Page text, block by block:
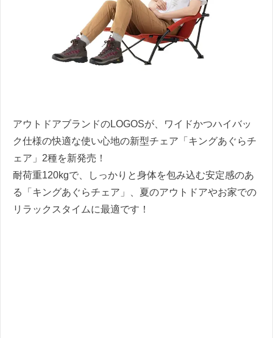
アウトドアブランドのLOGOSが、ワイドかつハイバッ
ク仕様の快適な使い心地の新型チェア「キングあぐらチ
ェア」2種を新発売！
耐荷重120kgで、しっかりと身体を包み込む安定感のあ
る「キングあぐらチェア」、夏のアウトドアやお家での
リラックスタイムに最適です！